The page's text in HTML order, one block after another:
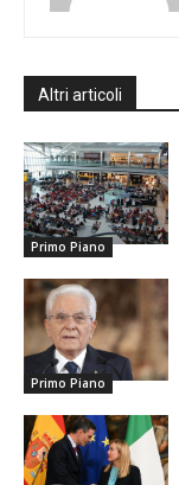
Altri articoli
Primo Piano
Primo Piano